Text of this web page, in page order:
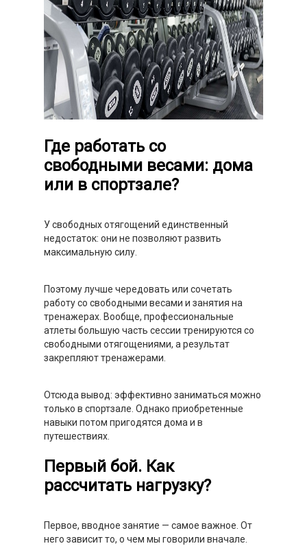
Где работать со
свободными весами: дома
или в спортзале?
У свободных отягощений единственный
недостаток: они не позволяют развить
максимальную силу.
Поэтому лучше чередовать или сочетать
работу со свободными весами и занятия на
тренажерах. Вообще, профессиональные
атлеты большую часть сессии тренируются со
свободными отягощениями, а результат
закрепляют тренажерами.
Отсюда вывод: эффективно заниматься можно
только в спортзале. Однако приобретенные
навыки потом пригодятся дома и в
путешествиях.
Первый бой. Как
рассчитать нагрузку?
Первое, вводное занятие — самое важное. От
него зависит то, о чем мы говорили вначале.